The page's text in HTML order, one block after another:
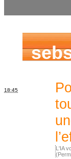
18:45
L'IA